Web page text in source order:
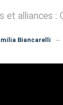
et alliances :
Biancarelli